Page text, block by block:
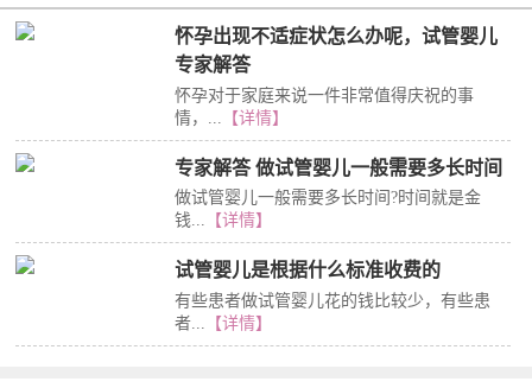
怀孕出现不适症状怎么办呢，试管婴儿
专家解答
怀孕对于家庭来说一件非常值得庆祝的事
情，...
【详情】
专家解答 做试管婴儿一般需要多长时间
做试管婴儿一般需要多长时间?时间就是金
钱... 【详情】
试管婴儿是根据什么标准收费的
有些患者做试管婴儿花的钱比较少，有些患
者...
【详情】